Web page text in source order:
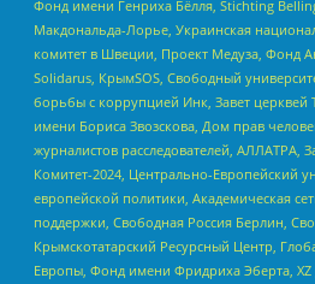
Фонд имени Генриха Бёлля, Stichting
Макдональда-Лорье, Украинская
комитет в Швеции, Проект Медуза, Фонд
Solidarus, КрымSOS, Свободный
борьбы с коррупцией Инк, Завет
имени Бориса Звозскова, Дом прав
журналистов расследователей, АЛЛАТРА,
Комитет-2024, Центрально-Европейский
европейской политики, Академическая
поддержки, Свободная Россия Берлин,
Крымскотатарский Ресурсный Центр,
Европы, Фонд имени Фридриха Эберта,